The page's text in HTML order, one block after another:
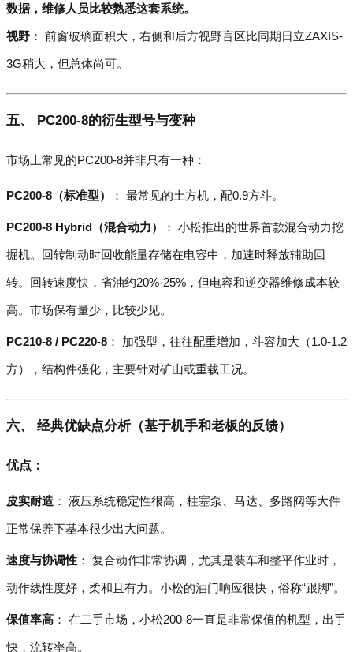
数据，维修人员比较熟悉这套系统。
视野 ： 前窗玻璃面积大，右侧和后方视野盲区比同期日立ZAXIS-
3G稍大，但总体尚可。
五、 PC200-8的衍生型号与变种
市场上常见的PC200-8并非只有一种：
PC200-8（标准型） ： 最常见的土方机，配0.9方斗。
PC200-8 Hybrid（混合动力） ： 小松推出的世界首款混合动力挖
掘机。回转制动时回收能量存储在电容中，加速时释放辅助回
转。回转速度快，省油约20%-25%，但电容和逆变器维修成本较
高。市场保有量少，比较少见。
PC210-8 / PC220-8 ： 加强型，往往配重增加，斗容加大（1.0-1.2
方），结构件强化，主要针对矿山或重载工况。
六、 经典优缺点分析（基于机手和老板的反馈）
优点：
皮实耐造 ： 液压系统稳定性很高，柱塞泵、马达、多路阀等大件
正常保养下基本很少出大问题。
速度与协调性 ： 复合动作非常协调，尤其是装车和整平作业时，
动作线性度好，柔和且有力。小松的油门响应很快，俗称“跟脚”。
保值率高 ： 在二手市场，小松200-8一直是非常保值的机型，出手
快，流转率高。